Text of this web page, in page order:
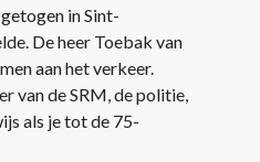
in Sint-
De heer Toebak van
aan het verkeer.
van de SRM, de politie,
als je tot de 75-